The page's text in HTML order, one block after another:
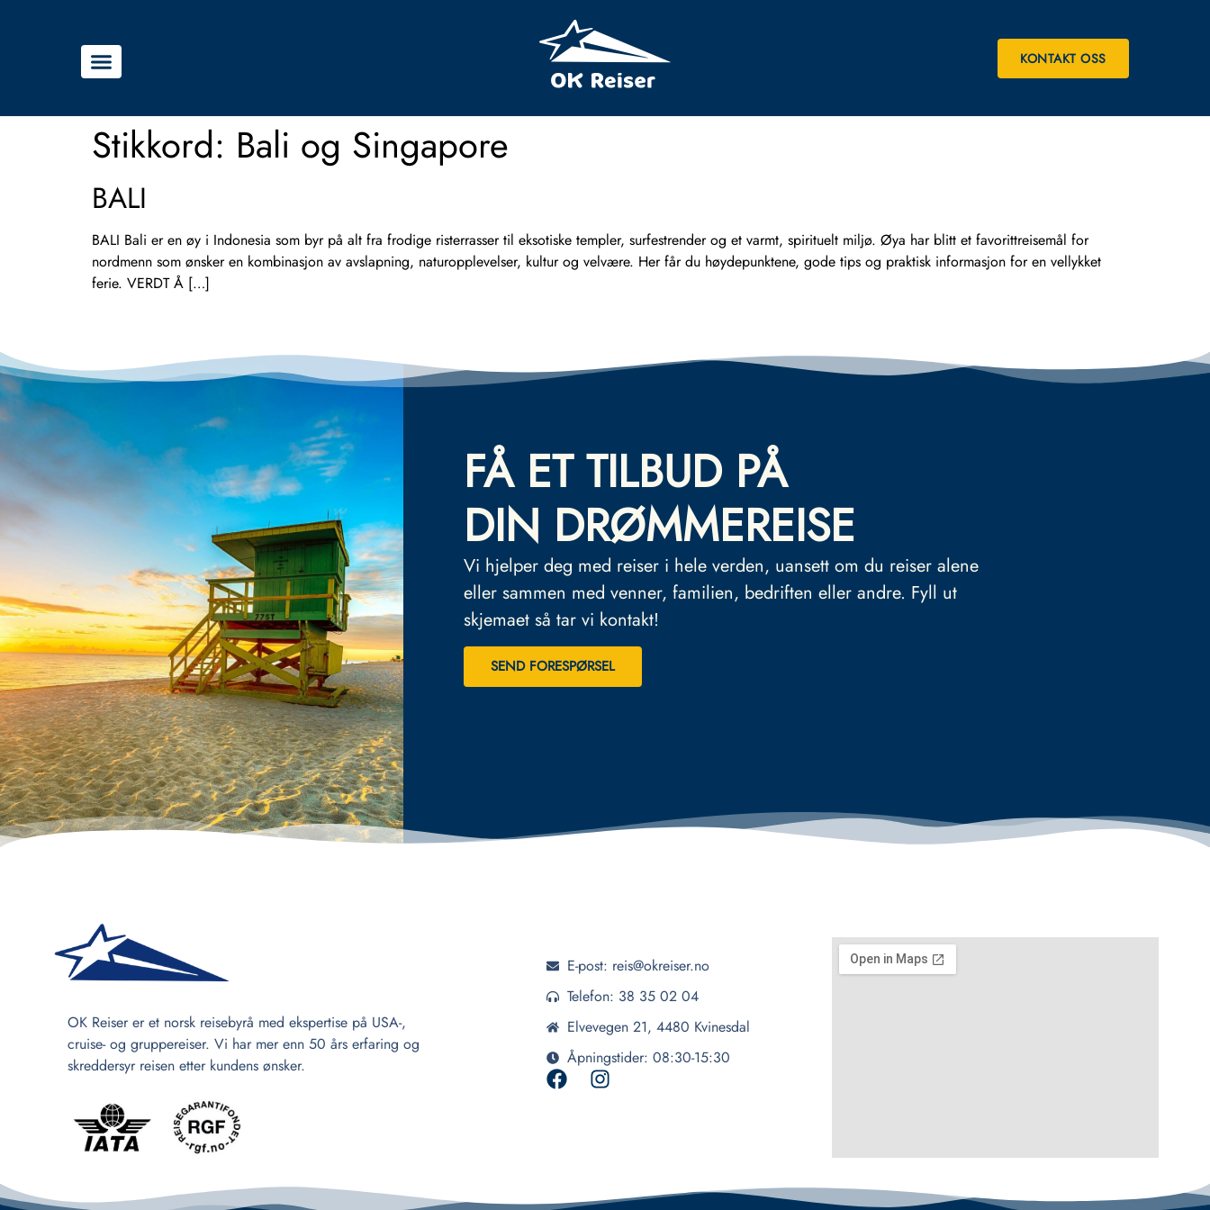
KONTAKT OSS
Stikkord: Bali og Singapore
BALI
BALI Bali er en øy i Indonesia som byr på alt fra frodige risterrasser til eksotiske templer, surfestrender og et varmt, spirituelt miljø. Øya har blitt et favorittreisemål for
nordmenn som ønsker en kombinasjon av avslapning, naturopplevelser, kultur og velvære. Her får du høydepunktene, gode tips og praktisk informasjon for en vellykket
ferie. VERDT Å […]
FÅ ET TILBUD PÅ
DIN DRØMMEREISE
Vi hjelper deg med reiser i hele verden, uansett om du reiser alene
eller sammen med venner, familien, bedriften eller andre. Fyll ut
skjemaet så tar vi kontakt!
SEND FORESPØRSEL
OK Reiser er et norsk reisebyrå med ekspertise på USA-,
cruise- og gruppereiser. Vi har mer enn 50 års erfaring og
skreddersyr reisen etter kundens ønsker.
E-post: reis@okreiser.no
Telefon: 38 35 02 04
Elvevegen 21, 4480 Kvinesdal
Åpningstider: 08:30-15:30